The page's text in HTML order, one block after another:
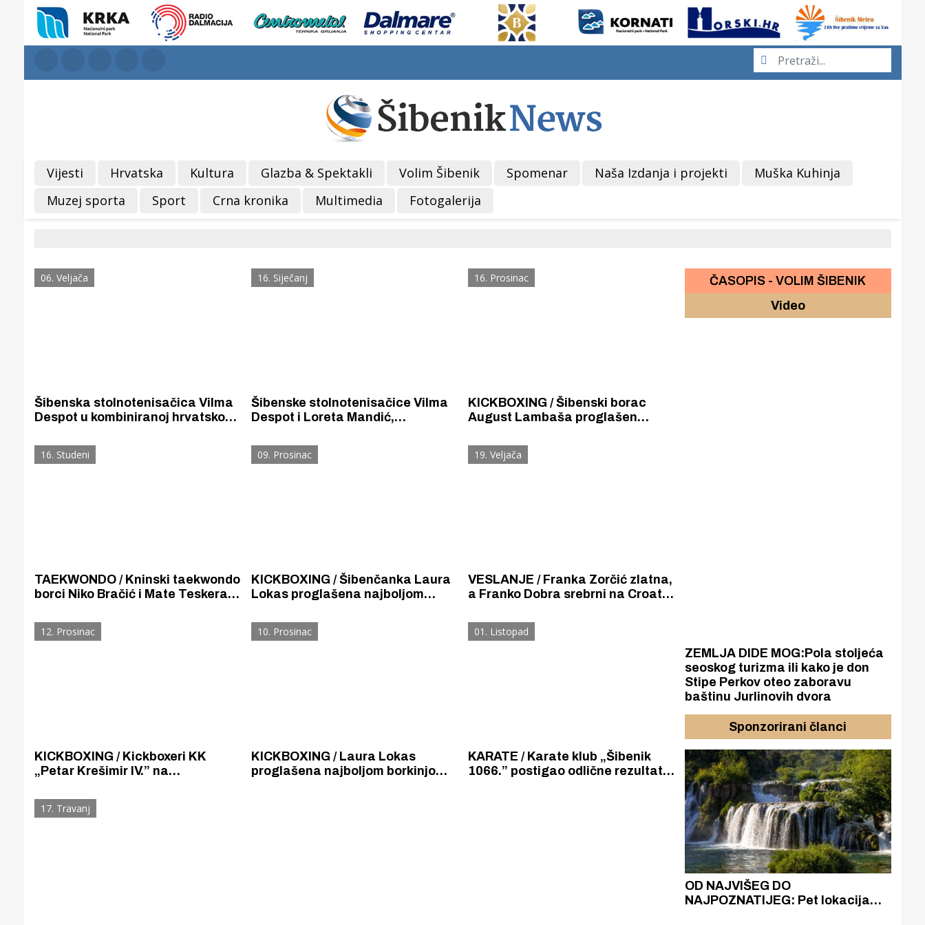
Vijesti Hrvatska Kultura Glazba & Spektakli Volim Šibenik Spomenar Naša Izdanja i projekti
Muška Kuhinja
Muzej sporta
Sport Crna kronika Multimedia Fotogalerija
06. Veljača
Šibenska stolnotenisačica Vilma
Despot u kombiniranoj hrvatsko-
medalju na Croatia Open
natjecanju.
16. Siječanj
Šibenske stolnotenisačice Vilma
Despot i Loreta Mandić,
se za Lijepu našu na turniru
Croatia open.
16. Prosinac
KICKBOXING / Šibenski borac
August Lambaša proglašen
hrvatskog kickboxing turnira
Coratia open 2025. Tonka
16. Studeni
TAEKWONDO / Kninski taekwondo
borci Niko Bračić i Mate Teskera
međunarodnom turniru Croatia
Open
09. Prosinac
KICKBOXING / Šibenčanka Laura
Lokas proglašena najboljom
2024. u juniorskoj i seniorskoj
konkurenciji
19. Veljača
VESLANJE / Franka Zorčić zlatna,
a Franko Dobra srebrni na Croatia
simulatorima
12. Prosinac
KICKBOXING / Kickboxeri KK
„Petar Krešimir IV.” na
turniru osvojili šest medalja, dvije
zlatne i četiri brončane
10. Prosinac
KICKBOXING / Laura Lokas
proglašena najboljom borkinjom
01. Listopad
KARATE / Karate klub „Šibenik
1066.” postigao odlične rezultate
17. Travanj
ČASOPIS - VOLIM ŠIBENIK
Video
ZEMLJA DIDE MOG:Pola stoljeća
seoskog turizma ili kako je don
Stipe Perkov oteo zaboravu
baštinu Jurlinovih dvora
Sponzorirani članci
OD NAJVIŠEG DO
NAJPOZNATIJEG: Pet lokacija